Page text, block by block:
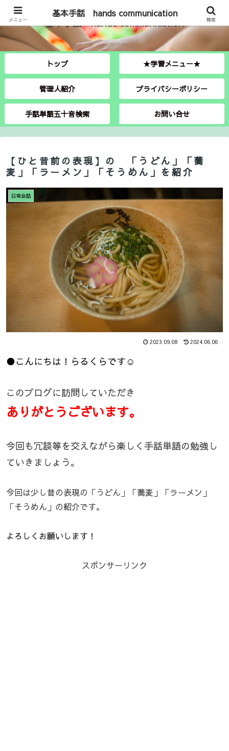
基本手話 hands communication
トップ ★学習メニュー★
管理人紹介 プライバシーポリシー
手話単語五十音検索 お問い合せ
【ひと昔前の表現】の 「うどん」「蕎
麦」「ラーメン」「そうめん」を紹介
日常会話
2023.09.08 2024.06.06
●こんにちは！らるくらです☺
このブログに訪問していただき
ありがとうございます。
今回も冗談等を交えながら楽しく手話単語の勉強し
ていきましょう。
今回は少し昔の表現の「うどん」「蕎麦」「ラーメン」
「そうめん」の紹介です。
よろしくお願いします！
スポンサーリンク
メニュー
基本手話 hands communication
検索